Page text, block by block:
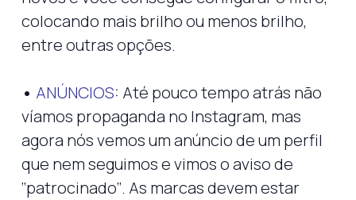
colocando mais brilho ou menos brilho,
entre outras opções.
• ANÚNCIOS: Até pouco tempo atrás não
víamos propaganda no Instagram, mas
agora nós vemos um anúncio de um perfil
que nem seguimos e vimos o aviso de
‘’patrocinado’’. As marcas devem estar